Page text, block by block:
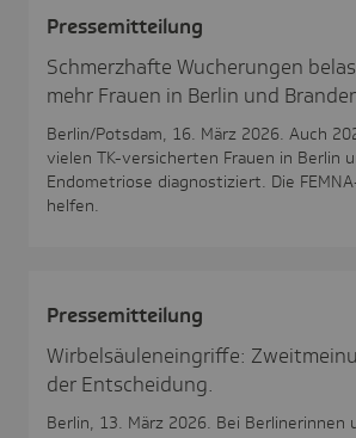
Pres­se­mit­tei­lung
Schmerzhafte Wucherungen
mehr Frauen in Berlin und
Berlin/Potsdam, 16. März 2026. Auch
vielen TK-versicherten Frauen in Berlin
Endometriose diagnostiziert. Die
helfen.
Pres­se­mit­tei­lung
Wirbelsäuleneingriffe:
der Entscheidung.
Berlin, 13. März 2026. Bei Berlinerinnen